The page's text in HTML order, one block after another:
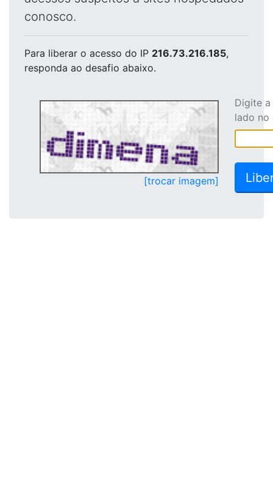
conosco.
Para liberar o acesso do IP 216.73.216.185,
responda ao desafio abaixo.
[trocar imagem]
Digite
lado no